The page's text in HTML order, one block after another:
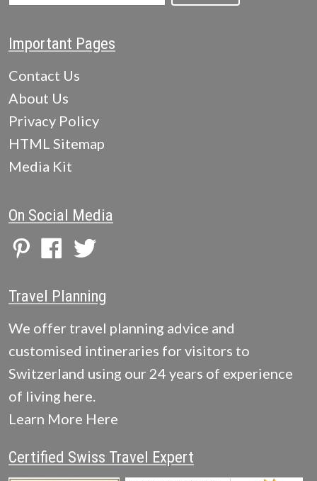
Important Pages
Contact Us
About Us
Privacy Policy
HTML Sitemap
Media Kit
On Social Media
Travel Planning
We offer travel planning advice and
customised intineraries for visitors to
Switzerland using our 24 years of experience
of living here.
Learn More Here
Certified Swiss Travel Expert